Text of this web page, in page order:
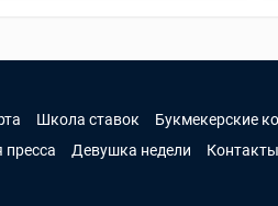
Школа ставок Букмекерские
пресса
Девушка недели Контакты